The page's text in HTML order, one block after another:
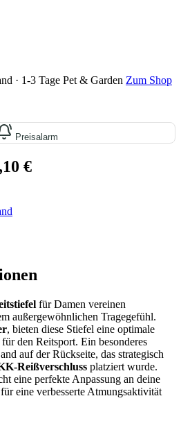
· 1-3 Tage Pet & Garden Zum Shop
Preisalarm
€
für Damen vereinen
außergewöhnlichen Tragegefühl.
, bieten diese Stiefel eine optimale
den Reitsport. Ein besonderes
auf der Rückseite, das strategisch
Reißverschluss platziert wurde.
eine perfekte Anpassung an deine
eine verbesserte Atmungsaktivität